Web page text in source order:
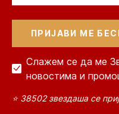
Слажем се да ме
новостима и
⭐ 38502 звездаша се